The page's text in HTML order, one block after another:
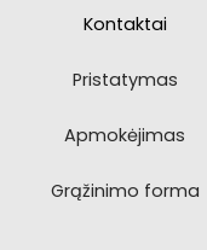
Kontaktai
Pristatymas
Apmokėjimas
Grąžinimo forma